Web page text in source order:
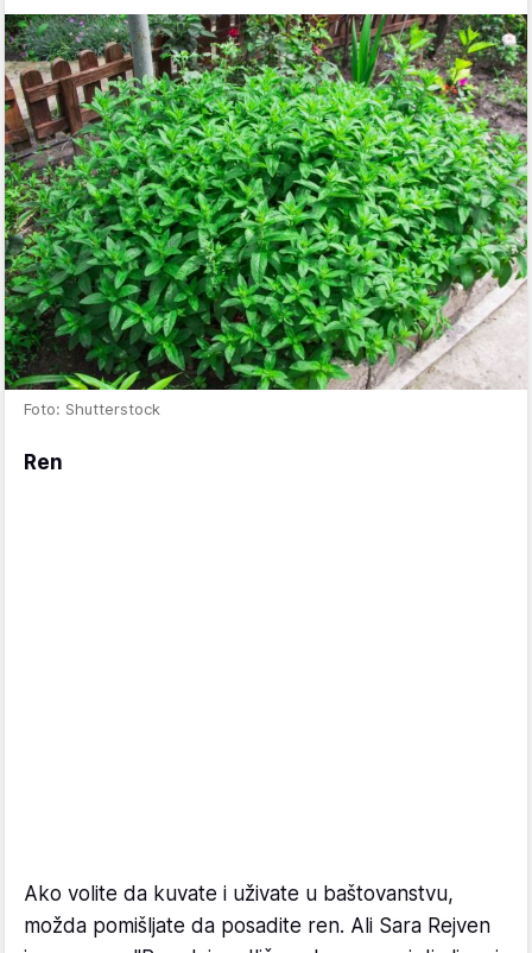
Foto: Shutterstock
Ren
Ako volite da kuvate i uživate u baštovanstvu,
možda pomišljate da posadite ren. Ali Sara Rejven